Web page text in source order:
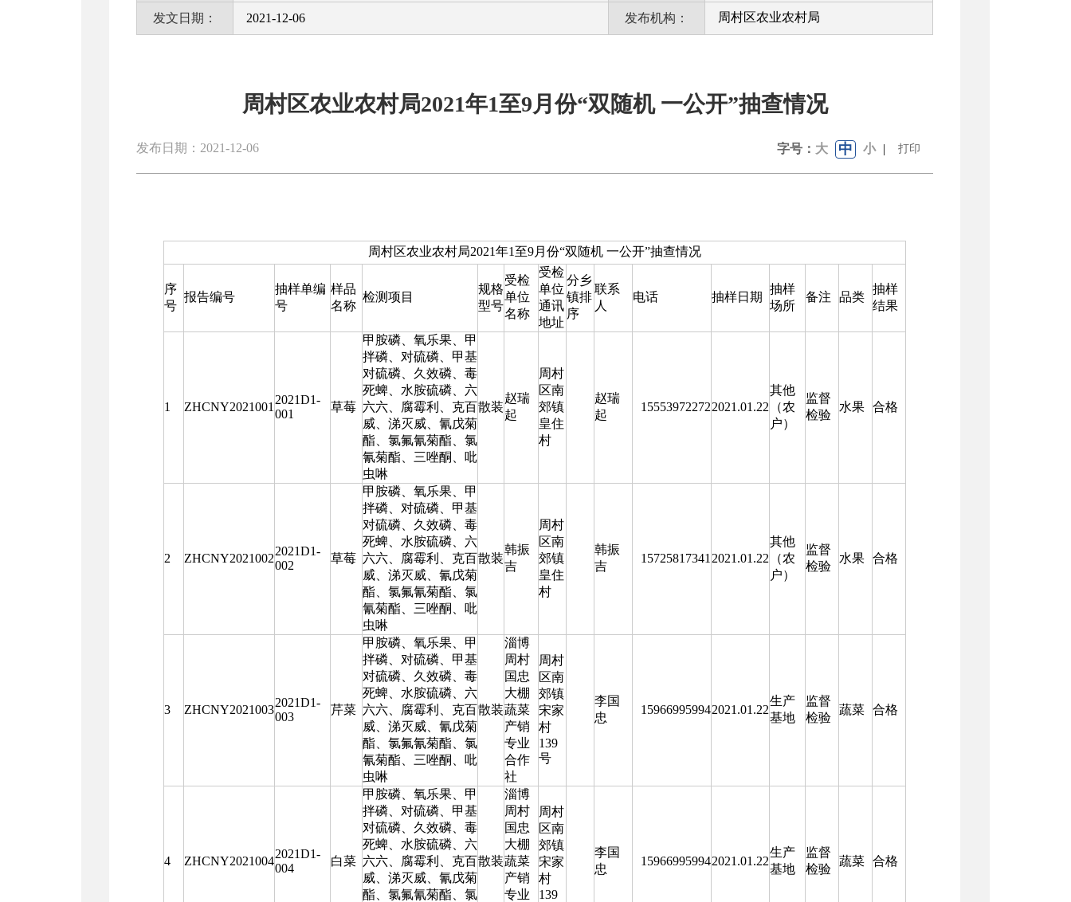
发文日期： 2021-12-06 发布机构： 周村区农业农村局
周村区农业农村局2021年1至9月份“双随机 一公开”抽查情况
发布日期：2021-12-06 字号： 大 中 小 | 打印
周村区农业农村局2021年1至9月份“双随机 一公开”抽查情况
序
号
报告编号
抽样单编
号
样品
名称
检测项目
规格
型号
受检
单位
名称
受检
单位
通讯
地址
分乡
镇排
序
联系
人
电话 抽样日期
抽样
场所
备注 品类
抽样
结果
1 ZHCNY2021001
2021D1-
001
草莓
甲胺磷、氧乐果、甲
拌磷、对硫磷、甲基
对硫磷、久效磷、毒
死蜱、水胺硫磷、六
六六、腐霉利、克百
威、涕灭威、氰戊菊
酯、氯氟氰菊酯、氯
氰菊酯、三唑酮、吡
虫啉
散装
赵瑞
起
周村
区南
郊镇
皇住
村
赵瑞
起
155539722722021.01.22
其他
（农
户）
监督
检验
水果 合格
2 ZHCNY2021002
2021D1-
002
草莓
甲胺磷、氧乐果、甲
拌磷、对硫磷、甲基
对硫磷、久效磷、毒
死蜱、水胺硫磷、六
六六、腐霉利、克百
威、涕灭威、氰戊菊
酯、氯氟氰菊酯、氯
氰菊酯、三唑酮、吡
虫啉
散装
韩振
吉
周村
区南
郊镇
皇住
村
韩振
吉
15725817341 2021.01.22
其他
（农
户）
监督
检验
水果 合格
3 ZHCNY2021003
2021D1-
003
芹菜
甲胺磷、氧乐果、甲
拌磷、对硫磷、甲基
对硫磷、久效磷、毒
死蜱、水胺硫磷、六
六六、腐霉利、克百
威、涕灭威、氰戊菊
酯、氯氟氰菊酯、氯
氰菊酯、三唑酮、吡
虫啉
散装
淄博
周村
国忠
大棚
蔬菜
产销
专业
合作
社
周村
区南
郊镇
宋家
村
139
号
李国
忠
159669959942021.01.22
生产
基地
监督
检验
蔬菜 合格
4 ZHCNY2021004
2021D1-
004
白菜
甲胺磷、氧乐果、甲
拌磷、对硫磷、甲基
对硫磷、久效磷、毒
死蜱、水胺硫磷、六
六六、腐霉利、克百
威、涕灭威、氰戊菊
酯、氯氟氰菊酯、氯
散装
淄博
周村
国忠
大棚
蔬菜
产销
专业
周村
区南
郊镇
宋家
村
139
李国
忠
159669959942021.01.22
生产
基地
监督
检验
蔬菜 合格